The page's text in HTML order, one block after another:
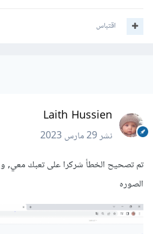
اقتباس
Laith Hussien
نشر29 مارس 2023
تم تصحيح الخطأ شركرا على تعبك معي, و
الصوره